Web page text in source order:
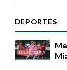
DEPORTES